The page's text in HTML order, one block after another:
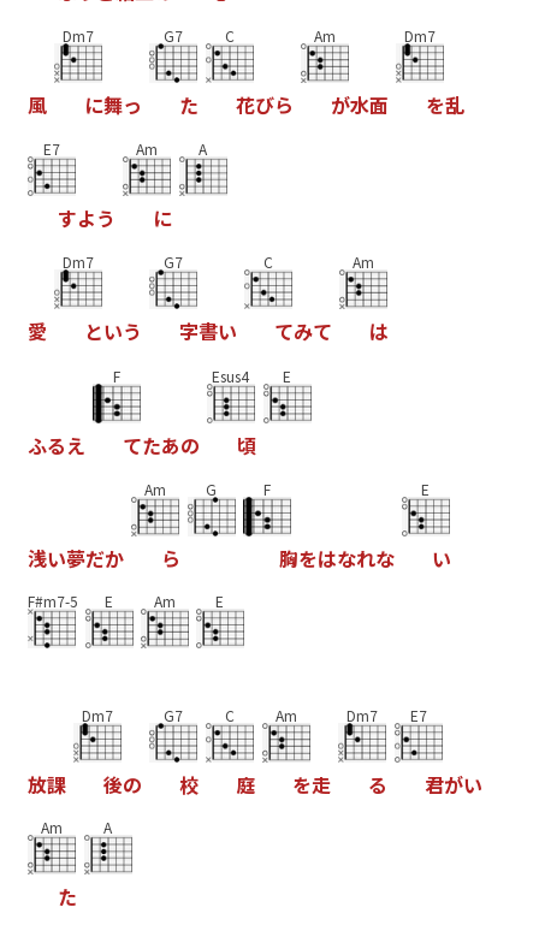
風
Dm7
に舞っ
G7
た
C
花びら
Am
が水面
Dm7
を乱
E7
すよう
Am
に
A
愛
Dm7
という
G7
字書い
C
てみて
Am
は
ふるえ
F
てたあの
Esus4
頃
E
浅い夢だか
Am
ら
G F
胸をはなれな
E
い
F#m7-5 E Am E
放課
Dm7
後の
G7
校
C
庭
Am
を走
Dm7
る
E7
君がい
Am
た
A